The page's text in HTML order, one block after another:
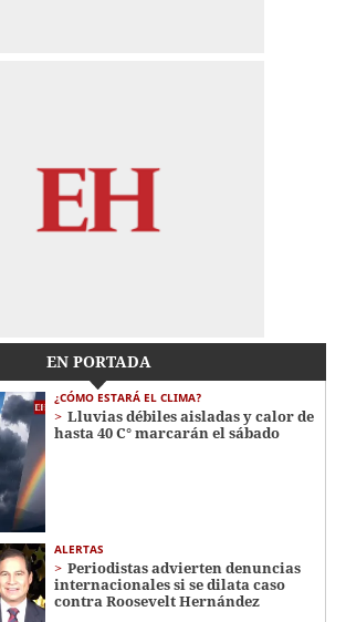
EN PORTADA
¿CÓMO ESTARÁ EL CLIMA?
Lluvias débiles aisladas y calor de
hasta 40 C° marcarán el sábado
ALERTAS
Periodistas advierten denuncias
internacionales si se dilata caso
contra Roosevelt Hernández